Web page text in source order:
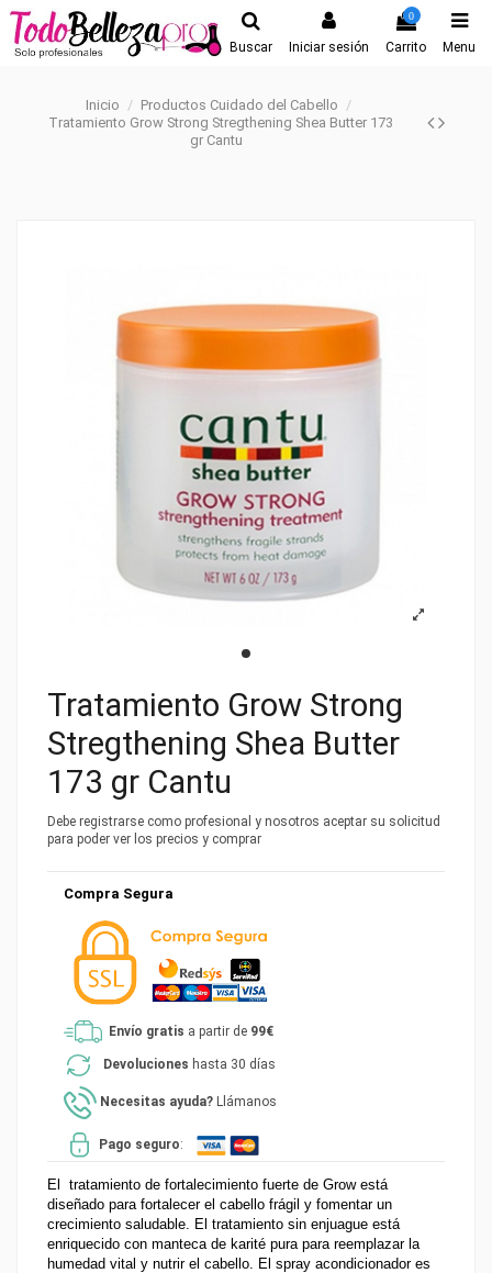
Buscar Iniciar sesión
0
Carrito Menu
Inicio
Productos Cuidado del Cabello
Tratamiento Grow Strong Stregthening Shea Butter 173
gr Cantu
Tratamiento Grow Strong
Stregthening Shea Butter
173 gr Cantu
Debe registrarse como profesional y nosotros aceptar su solicitud
para poder ver los precios y comprar
Compra Segura
Envío gratis a partir de 99€
Devoluciones hasta 30 días
Necesitas ayuda? Llámanos
Pago seguro:
El  tratamiento de fortalecimiento fuerte de Grow está
diseñado para fortalecer el cabello frágil y fomentar un
crecimiento saludable. El tratamiento sin enjuague está
enriquecido con manteca de karité pura para reemplazar la
humedad vital y nutrir el cabello. El spray acondicionador es